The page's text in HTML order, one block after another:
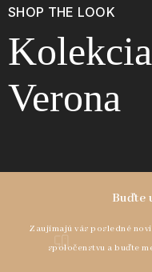
SHOP THE LOOK
Kolekcia
Verona